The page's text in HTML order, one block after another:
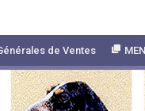
de Ventes